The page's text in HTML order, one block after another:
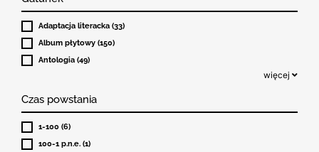
Adaptacja literacka (33)
Album płytowy (150)
Antologia (49)
więcej
Czas powstania
1-100 (6)
100-1 p.n.e. (1)